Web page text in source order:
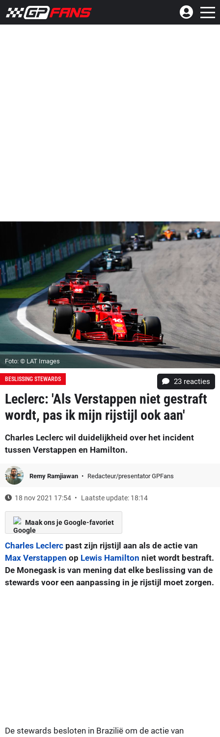
Foto: © LAT Images
BESLISSING STEWARDS 23 reacties
Leclerc: 'Als Verstappen niet gestraft
wordt, pas ik mijn rijstijl ook aan'
Charles Leclerc wil duidelijkheid over het incident
tussen Verstappen en Hamilton.
Remy Ramjiawan Redacteur/presentator GPFans
18 nov 2021 17:54 Laatste update: 18:14
Maak ons je Google-favoriet
Charles Leclerc past zijn rijstijl aan als de actie van
Max Verstappen op Lewis Hamilton niet wordt bestraft.
De Monegask is van mening dat elke beslissing van de
stewards voor een aanpassing in je rijstijl moet zorgen.
De stewards besloten in Brazilië om de actie van